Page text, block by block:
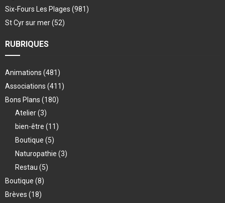
Six-Fours Les Plages (981)
St Cyr sur mer(52)
RUBRIQUES
Animations (481)
Associations (411)
Bons Plans (180)
Atelier(3)
bien-être (11)
Boutique (5)
Naturopathie (3)
Restau (5)
Boutique (8)
Brèves (18)